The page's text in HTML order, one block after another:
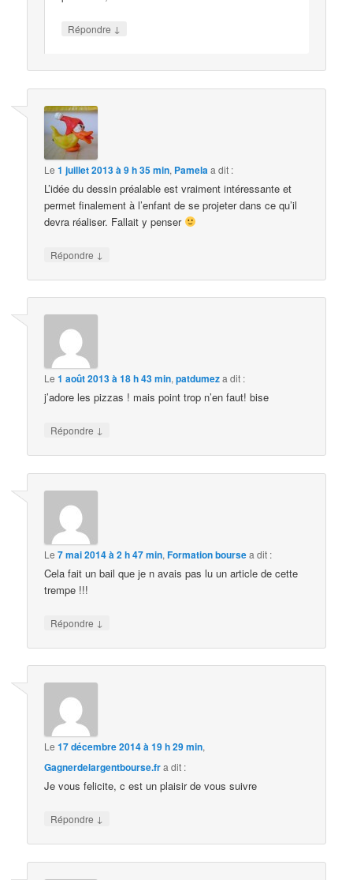
Répondre ↓
Le1 juillet 2013 à 9 h 35 min, Pamelaa dit :
L’idée du dessin préalable est vraiment intéressante et
permet finalement à l’enfant de se projeter dans ce qu’il
devra réaliser. Fallait y penser
Répondre ↓
Le1 août 2013 à 18 h 43 min,patdumeza dit :
j’adore les pizzas ! mais point trop n’en faut! bise
Répondre ↓
Le7 mai 2014 à 2 h 47 min,Formation boursea dit :
Cela fait un bail que je n avais pas lu un article de cette
trempe !!!
Répondre ↓
Le17 décembre 2014 à 19 h 29 min,
Gagnerdelargentbourse.fra dit :
Je vous felicite, c est un plaisir de vous suivre
Répondre ↓